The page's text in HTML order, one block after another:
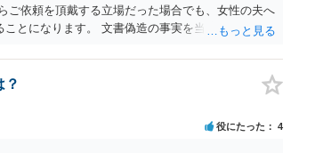
ご依頼を頂戴する立場だった場合でも、女性の夫へ
とになります。 文書偽造の事実を当該男性に伝達
も知られたくない相手である夫）に事実上であれ
）が発生します。
？
役にたった 4